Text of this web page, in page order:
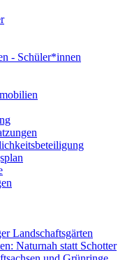
- Schüler*innen
Landschaftsgärten
Naturnah statt Schotter